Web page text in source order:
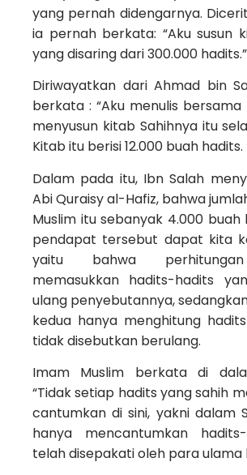
yang pernah didengarnya.
ia pernah berkata: “Aku susun
yang disaring dari 300.000 hadits.”
Diriwayatkan dari Ahmad bin
berkata : “Aku menulis bersama
menyusun kitab Sahihnya itu
Kitab itu berisi 12.000 buah hadits.
Dalam pada itu, Ibn Salah
Abi Quraisy al-Hafiz, bahwa
Muslim itu sebanyak 4.000 buah
pendapat tersebut dapat kita
yaitu bahwa
memasukkan hadits-hadits
ulang penyebutannya,
kedua hanya menghitung
tidak disebutkan berulang.
Imam Muslim berkata di
“Tidak setiap hadits yang sahih
cantumkan di sini, yakni dalam
hanya mencantumkan
telah disepakati oleh para ulama